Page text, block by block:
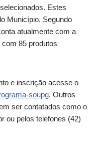
Estes
Município. Segundo
atualmente com a
85 produtos
e inscrição acesse o
soupg. Outros
ser contatados como o
ou pelos telefones (42)